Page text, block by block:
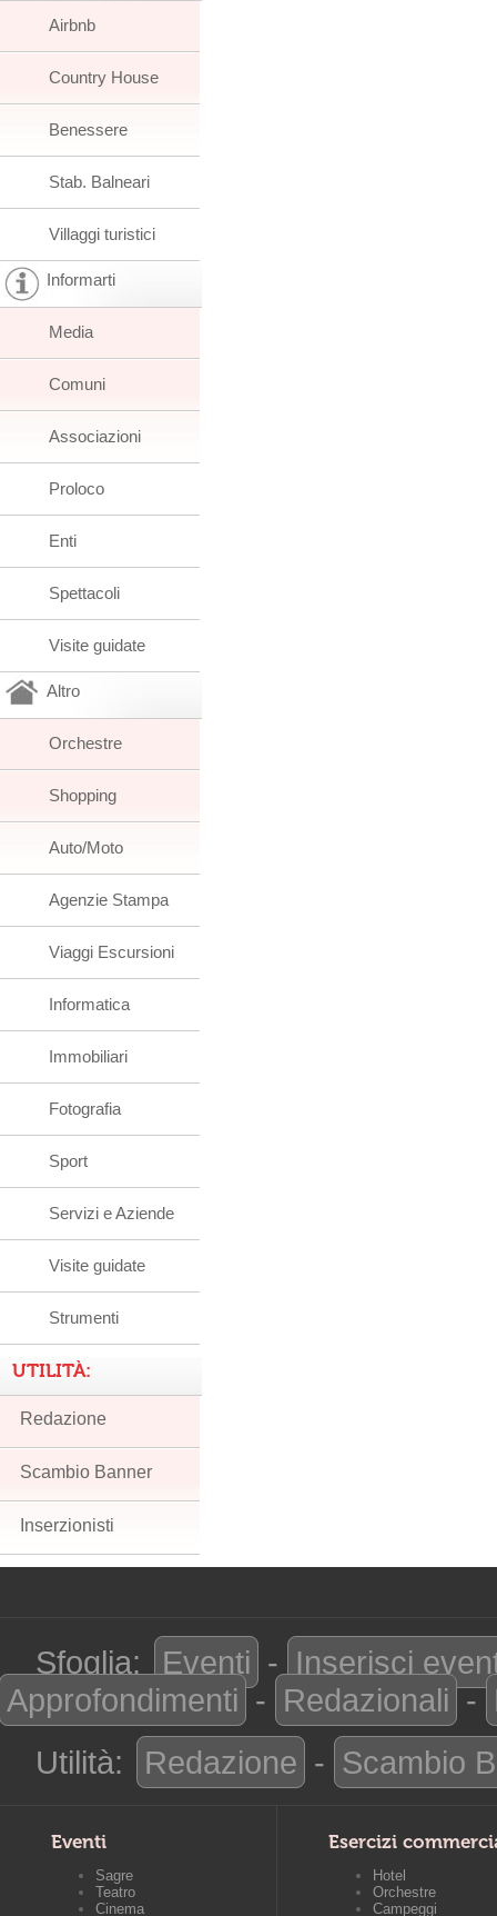
Airbnb
Country House
Benessere
Stab. Balneari
Villaggi turistici
Informarti
Media
Comuni
Associazioni
Proloco
Enti
Spettacoli
Visite guidate
Altro
Orchestre
Shopping
Auto/Moto
Agenzie Stampa
Viaggi Escursioni
Informatica
Immobiliari
Fotografia
Sport
Servizi e Aziende
Visite guidate
Strumenti
UTILITÀ:
Redazione
Scambio Banner
Inserzionisti
Sfoglia: Eventi - Inserisci
Approfondimenti - Redazionali -
Utilità:
Redazione - Scambio
Eventi
Sagre
Teatro
Cinema
Esercizi
Hotel
Orchestre
Campeggi